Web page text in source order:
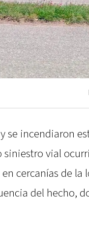
se incendiaron
vial
cercanías de la
del hecho,